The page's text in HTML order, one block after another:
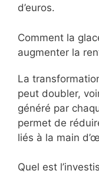
d’euros.
Comment la
augmenter la
La
peut doubler,
généré par
permet de
liés à la main
Quel est